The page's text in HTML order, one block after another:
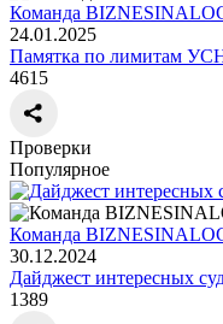
Команда
24.01.2025
Памятка по лимитам
4615
Проверки
Популярное
Команда
30.12.2024
Дайджест интересных
1389